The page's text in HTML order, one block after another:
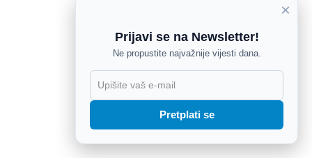
×
Prijavi se na Newsletter!
Ne propustite najvažnije vijesti dana.
Pretplati se